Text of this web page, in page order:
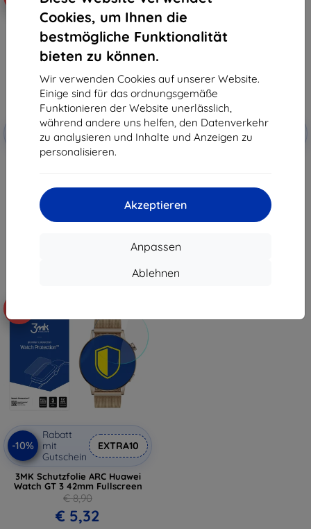
Cookies, um Ihnen die
bestmögliche Funktionalität
bieten zu können.
Wir verwenden Cookies auf unserer Website.
Einige sind für das ordnungsgemäße
Funktionieren der Website unerlässlich,
während andere uns helfen, den Datenverkehr
zu analysieren und Inhalte und Anzeigen zu
personalisieren.
Akzeptieren
Anpassen
Ablehnen
Rabatt
mit
Gutschein
EXTRA10 -10%
Rabatt
mit
Gutschein
€ 12,90
Auf Lager > 5 Stk.
-10%
Rabatt
mit
Gutschein
EXTRA10
3MK Schutzfolie ARC Huawei
Watch GT 3 42mm Fullscreen
€ 8,90
€ 5,32